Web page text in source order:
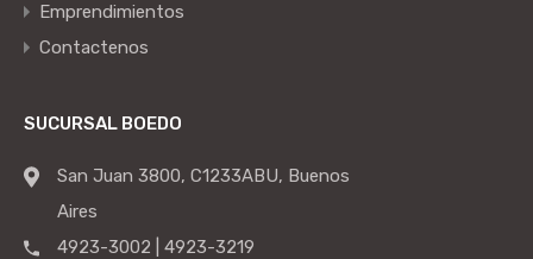
Emprendimientos
Contactenos
SUCURSAL BOEDO
San Juan 3800, C1233ABU, Buenos
Aires
4923-3002 | 4923-3219